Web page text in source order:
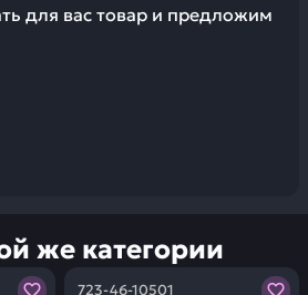
для вас товар и предложим
же категории
у нас, вы получаете гарантию
723-46-10501
Заказывая запчасти у